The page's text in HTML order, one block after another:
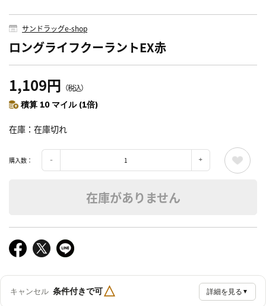
サンドラッグe-shop
ロングライフクーラントEX赤
1,109円 （税込）
積算 10 マイル (1倍)
在庫 在庫切れ
購入数：
在庫がありません
キャンセル 条件付きで可△ 詳細を見る ▼